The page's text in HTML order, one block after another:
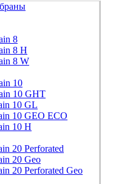
8
8 Н
8 W
10
10 GHT
10 GL
10 GEO ECO
10 H
20 Perforated
20 Geo
20 Perforated Geo